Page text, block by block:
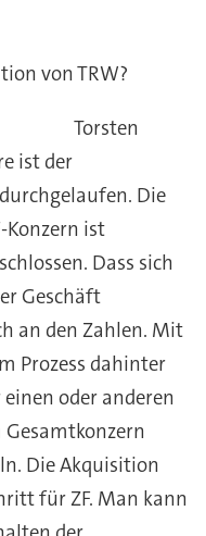
von TRW?
Torsten
ist der
Die
Konzern ist
Dass sich
Geschäft
an den Zahlen. Mit
Prozess dahinter
oder anderen
Die Akquisition
für ZF. Man kann